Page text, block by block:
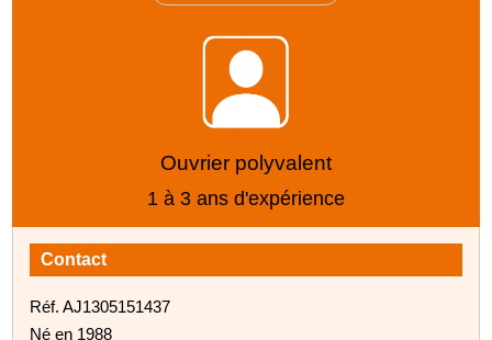
Ouvrier polyvalent
1 à 3 ans d'expérience
Contact
Réf. AJ1305151437
Né en 1988